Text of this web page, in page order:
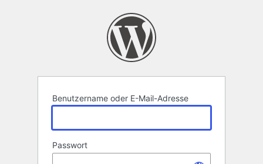
Benutzername oder E-Mail-Adresse
Passwort